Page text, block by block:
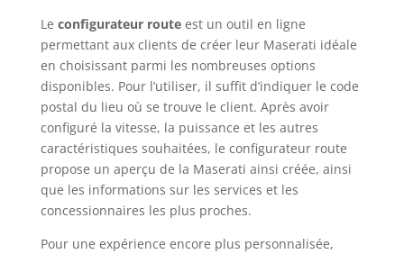
Le configurateur routeest un outil en ligne
permettant aux clients de créer leur Maserati idéale
en choisissant parmi les nombreuses options
disponibles. Pour l’utiliser, il suffit d’indiquer le code
postal du lieu où se trouve le client. Après avoir
configuré la vitesse, la puissance et les autres
caractéristiques souhaitées, le configurateur route
propose un aperçu de la Maserati ainsi créée, ainsi
que les informations sur les services et les
concessionnaires les plus proches.
Pour une expérience encore plus personnalisée,